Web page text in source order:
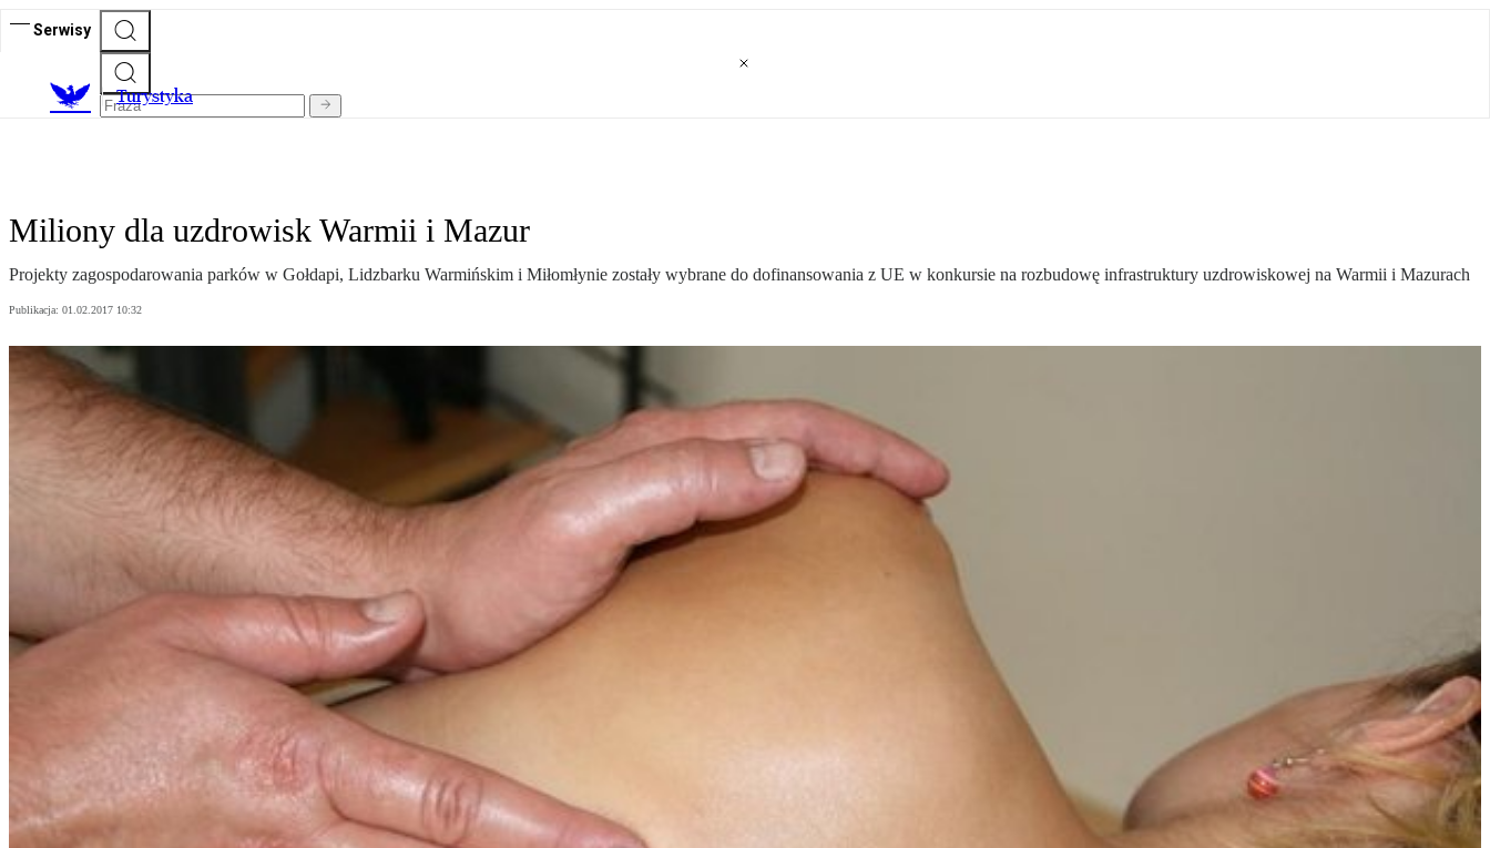
Serwisy
Turystyka
Miliony dla uzdrowisk Warmii i Mazur
Projekty zagospodarowania parków w Gołdapi, Lidzbarku Warmińskim i Miłomłynie zostały wybrane do dofinansowania z UE w konkursie na rozbudowę infrastruktury uzdrowiskowej na Warmii i Mazurach
Publikacja: 01.02.2017 10:32